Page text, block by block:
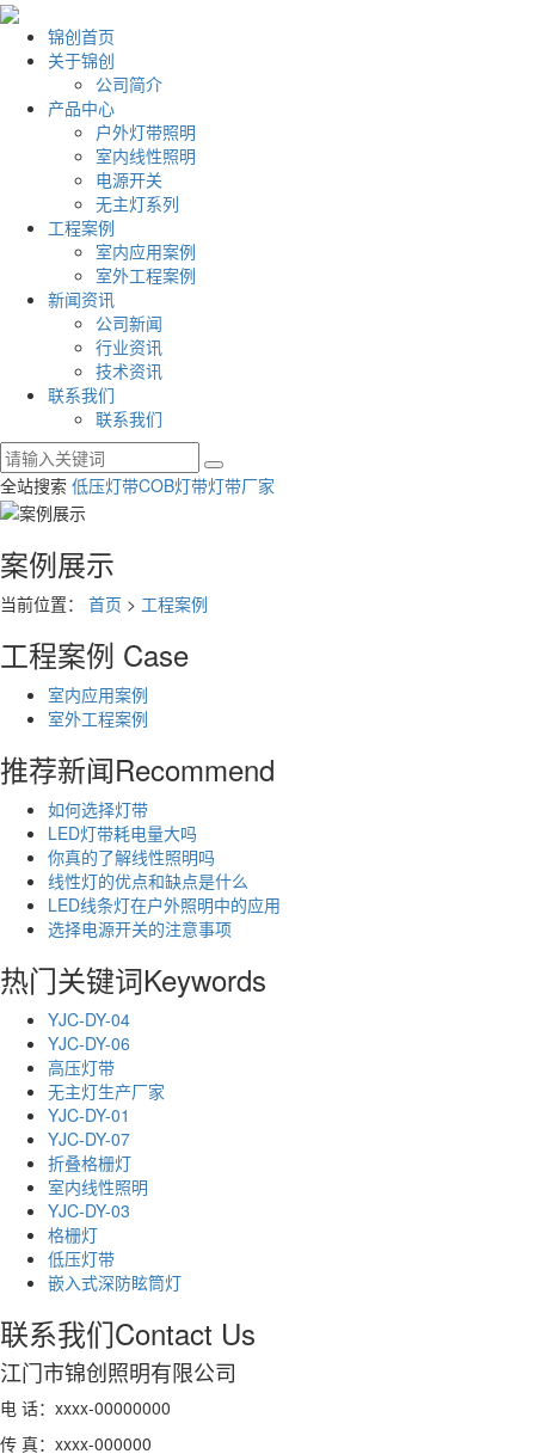
锦创首页
关于锦创
公司简介
产品中心
户外灯带照明
室内线性照明
电源开关
无主灯系列
工程案例
室内应用案例
室外工程案例
新闻资讯
公司新闻
行业资讯
技术资讯
联系我们
联系我们
全站搜索 低压灯带COB灯带灯带厂家
案例展示
当前位置： 首页 > 工程案例
工程案例 Case
室内应用案例
室外工程案例
推荐新闻Recommend
如何选择灯带
LED灯带耗电量大吗
你真的了解线性照明吗
线性灯的优点和缺点是什么
LED线条灯在户外照明中的应用
选择电源开关的注意事项
热门关键词Keywords
YJC-DY-04
YJC-DY-06
高压灯带
无主灯生产厂家
YJC-DY-01
YJC-DY-07
折叠格栅灯
室内线性照明
YJC-DY-03
格栅灯
低压灯带
嵌入式深防眩筒灯
联系我们Contact Us
江门市锦创照明有限公司
电 话：xxxx-00000000
传 真：xxxx-000000